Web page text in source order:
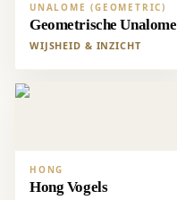
UNALOME (GEOMETRIC)
Geometrische Unalome
WIJSHEID & INZICHT
HONG
Hong Vogels